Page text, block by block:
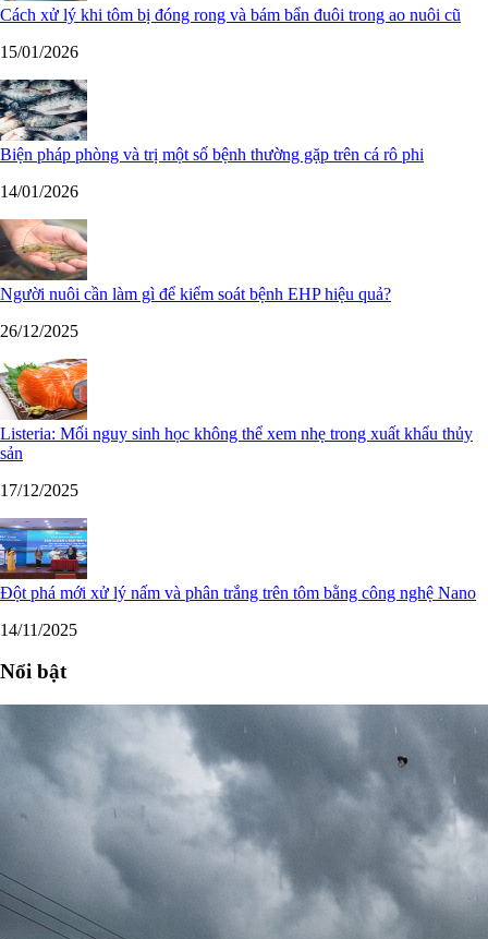
Cách xử lý khi tôm bị đóng rong và bám bẩn đuôi trong ao nuôi cũ
15/01/2026
Biện pháp phòng và trị một số bệnh thường gặp trên cá rô phi
14/01/2026
Người nuôi cần làm gì để kiểm soát bệnh EHP hiệu quả?
26/12/2025
Listeria: Mối nguy sinh học không thể xem nhẹ trong xuất khẩu thủy
sản
17/12/2025
Đột phá mới xử lý nấm và phân trắng trên tôm bằng công nghệ Nano
14/11/2025
Nổi bật